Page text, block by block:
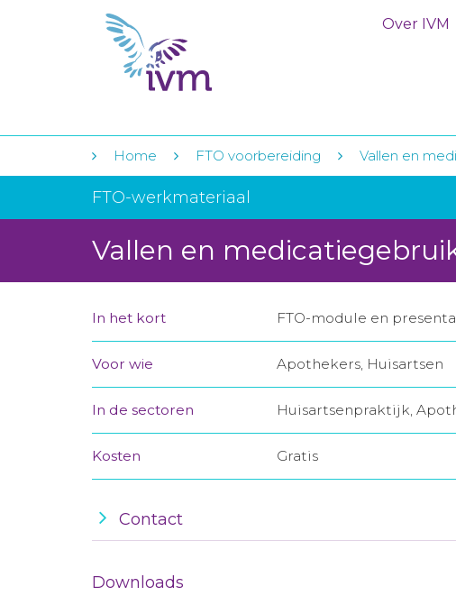
Over IVM
Home FTO voorbereiding Vallen en
FTO-werkmateriaal
Vallen en
In het kort FTO-module en
Voor wie Apothekers, Huisartsen
In de sectoren Huisartsenpraktijk,
Kosten Gratis
Contact
Downloads